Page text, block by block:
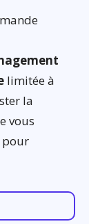
limitée à
la
vous
pour